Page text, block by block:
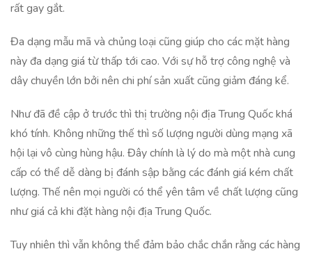
rất gay gắt.
Đa dạng mẫu mã và chủng loại cũng giúp cho các mặt hàng
này đa dạng giá từ thấp tới cao. Với sự hỗ trợ công nghệ và
dây chuyền lớn bởi nên chi phí sản xuất cũng giảm đáng kể.
Như đã đề cập ở trước thì thị trường nội địa Trung Quốc khá
khó tính. Không những thế thì số lượng người dùng mạng xã
hội lại vô cùng hùng hậu. Đây chính là lý do mà một nhà cung
cấp có thể dễ dàng bị đánh sập bằng các đánh giá kém chất
lượng. Thế nên mọi người có thể yên tâm về chất lượng cũng
như giá cả khi đặt hàng nội địa Trung Quốc.
Tuy nhiên thì vẫn không thể đảm bảo chắc chắn rằng các hàng